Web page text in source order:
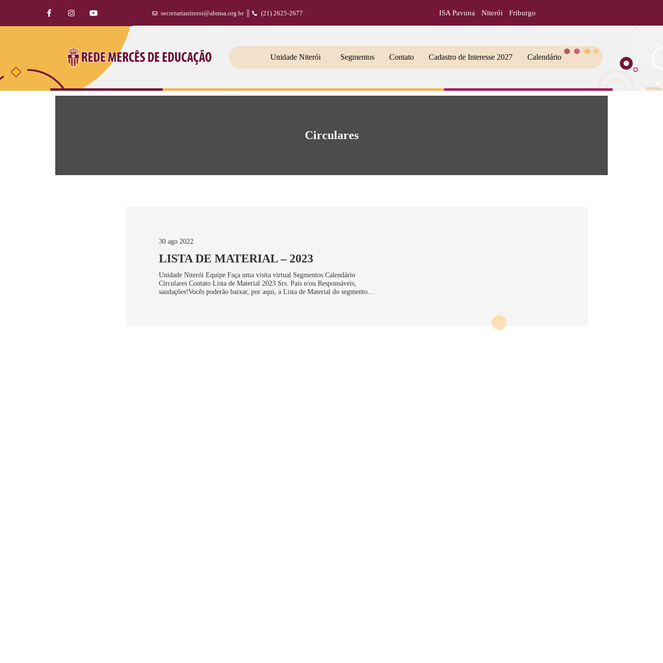
secretarianiteroi@abmsa.org.br (21) 2625-2677 ISA Pavuna Niterói Friburgo
Unidade Niterói Segmentos Contato Cadastro de Interesse 2027 Calendário
Circulares
30 ago 2022
LISTA DE MATERIAL – 2023
Unidade Niterói Equipe Faça uma visita virtual Segmentos Calendário
Circulares Contato Lista de Material 2023 Srs. Pais e/ou Responsáveis,
saudações!Vocês poderão baixar, por aqui, a Lista de Material do segmento…